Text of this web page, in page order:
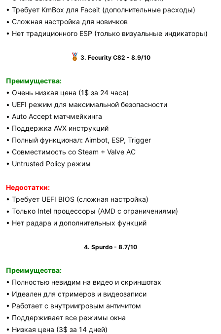
• Требует KmBox для Faceit (дополнительные расходы)
• Сложная настройка для новичков
• Нет традиционного ESP (только визуальные индикаторы)
3. Fecurity CS2 - 8.9/10
Преимущества:
• Очень низкая цена (1$ за 24 часа)
• UEFI режим для максимальной безопасности
• Auto Accept матчмейкинга
• Поддержка AVX инструкций
• Полный функционал: Aimbot, ESP, Trigger
• Совместимость со Steam + Valve AC
• Untrusted Policy режим
Недостатки:
• Требует UEFI BIOS (сложная настройка)
• Только Intel процессоры (AMD с ограничениями)
• Нет радара и дополнительных функций
4. Spurdo - 8.7/10
Преимущества:
• Полностью невидим на видео и скриншотах
• Идеален для стримеров и видеозаписи
• Работает с внутриигровым античитом
• Поддерживает все режимы окна
• Низкая цена (3$ за 14 дней)